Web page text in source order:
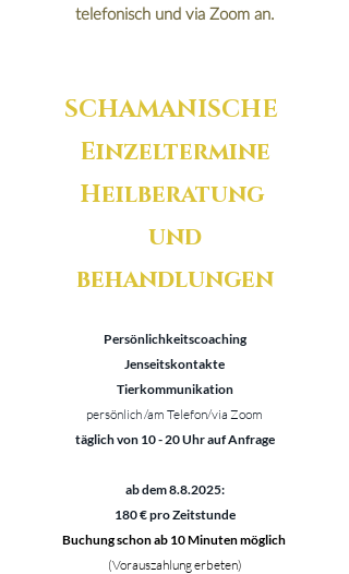
telefonisch und via Zoom an.
SCHAMANISCHE
Einzeltermine
Heilberatung
und
behandlungen
Persönlichkeitscoaching
Jenseitskontakte
Tierkommunikation
persönlich /am Telefon/via Zoom
täglich von 10 - 20 Uhr auf Anfrage
ab dem 8.8.2025:​
180 € pro Zeitstunde
​Buchung schon ab 10Minuten möglich
​(Vorauszahlung erbeten)